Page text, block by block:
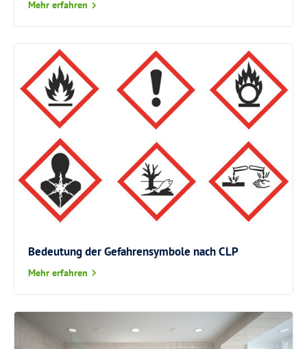
Mehr erfahren
Bedeutung der Gefahrensymbole nach CLP
Mehr erfahren